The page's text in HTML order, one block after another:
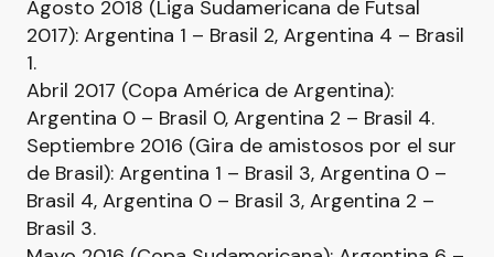
Agosto 2018 (Liga Sudamericana de Futsal
2017): Argentina 1 – Brasil 2, Argentina 4 – Brasil
1.
Abril 2017 (Copa América de Argentina):
Argentina 0 – Brasil 0, Argentina 2 – Brasil 4.
Septiembre 2016 (Gira de amistosos por el sur
de Brasil): Argentina 1 – Brasil 3, Argentina 0 –
Brasil 4, Argentina 0 – Brasil 3, Argentina 2 –
Brasil 3.